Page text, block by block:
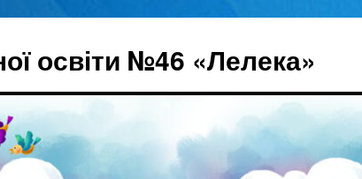
освіти №46 «Лелека»